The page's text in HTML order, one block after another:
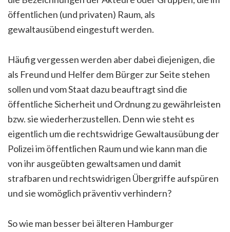
öffentlichen (und privaten) Raum, als
gewaltausübend eingestuft werden.
Häufig vergessen werden aber dabei diejenigen, die
als Freund und Helfer dem Bürger zur Seite stehen
sollen und vom Staat dazu beauftragt sind die
öffentliche Sicherheit und Ordnung zu gewährleisten
bzw. sie wiederherzustellen. Denn wie steht es
eigentlich um die rechtswidrige Gewaltausübung der
Polizei im öffentlichen Raum und wie kann man die
von ihr ausgeübten gewaltsamen und damit
strafbaren und rechtswidrigen Übergriffe aufspüren
und sie womöglich präventiv verhindern?
So wie man besser bei älteren Hamburger